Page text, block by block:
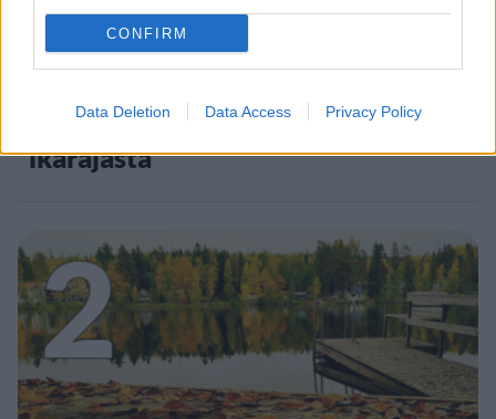
CONFIRM
Data Deletion Data Access Privacy Policy
UUTISET
Kela muistuttaa tärkeästä
ikärajasta
2